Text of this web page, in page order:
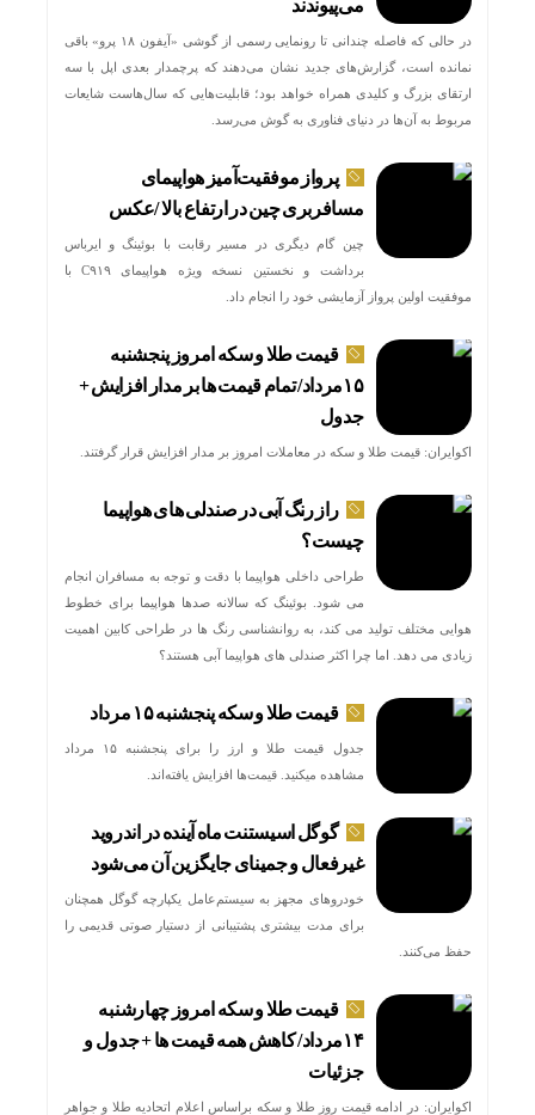
می‌پیوندند
در حالی که فاصله چندانی تا رونمایی رسمی از گوشی «آیفون ۱۸ پرو» باقی
نمانده است، گزارش‌های جدید نشان می‌دهند که پرچمدار بعدی اپل با سه
ارتقای بزرگ و کلیدی همراه خواهد بود؛ قابلیت‌هایی که سال‌هاست شایعات
مربوط به آن‌ها در دنیای فناوری به گوش می‌رسد.
پرواز موفقیت‌آمیز هواپیمای
مسافربری چین در ارتفاع بالا /عکس
چین گام دیگری در مسیر رقابت با بوئینگ و ایرباس
برداشت و نخستین نسخه ویژه هواپیمای C۹۱۹ با
موفقیت اولین پرواز آزمایشی خود را انجام داد.
قیمت طلا و سکه امروز پنجشنبه
۱۵مرداد/ تمام قیمت ها بر مدار افزایش +
جدول
اکوایران: قیمت طلا و سکه در معاملات امروز بر مدار افزایش قرار گرفتند.
راز رنگ آبی در صندلی های هواپیما
چیست؟
طراحی داخلی هواپیما با دقت و توجه به مسافران انجام
می شود. بوئینگ که سالانه صدها هواپیما برای خطوط
هوایی مختلف تولید می کند، به روانشناسی رنگ ها در طراحی کابین اهمیت
زیادی می دهد. اما چرا اکثر صندلی های هواپیما آبی هستند؟
قیمت طلا و سکه پنجشنبه ۱۵ مرداد
جدول قیمت طلا و ارز را برای پنجشنبه ۱۵ مرداد
مشاهده میکنید. قیمت‌ها افزایش یافته‌اند.
گوگل اسیستنت ماه آینده در اندروید
غیرفعال و جمینای جایگزین آن می‌شود
خودروهای مجهز به سیستم‌عامل یکپارچه گوگل همچنان
برای مدت بیشتری پشتیبانی از دستیار صوتی قدیمی را
حفظ می‌کنند.
قیمت طلا و سکه امروز چهارشنبه
۱۴مرداد/ کاهش همه قیمت ها + جدول و
جزئیات
اکوایران: در ادامه قیمت روز طلا و سکه براساس اعلام اتحادیه طلا و جواهر